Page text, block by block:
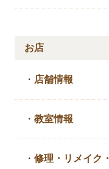
お店
・ 店舗情報
・教室情報
・修理・リメイク・